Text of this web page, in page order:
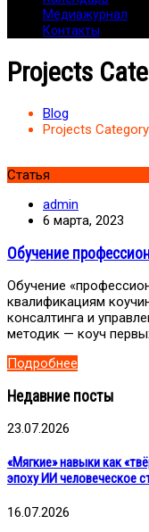
Медиажурнал
Контакты
Projects
Blog
Projects
Статья
admin
6 марта, 2023
Обучение
Обучение
квалификациям
консалтинга и
методик — коуч
Подробнее
Недавние посты
23.07.2026
«Мягкие» навыки как
эпоху ИИ человеческое
16.07.2026